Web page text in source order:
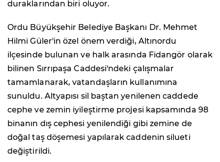
duraklarından biri oluyor.
Ordu Büyükşehir Belediye Başkanı Dr. Mehmet
Hilmi Güler'in özel önem verdiği, Altınordu
ilçesinde bulunan ve halk arasında Fidangör olarak
bilinen Sırrıpaşa Caddesi'ndeki çalışmalar
tamamlanarak, vatandaşların kullanımına
sunuldu. Altyapısı sil baştan yenilenen caddede
cephe ve zemin iyileştirme projesi kapsamında 98
binanın dış cephesi yenilendiği gibi zemine de
doğal taş döşemesi yapılarak caddenin silueti
değiştirildi.